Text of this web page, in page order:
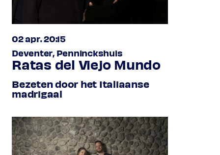
02 apr. 20:15
Deventer, Penninckshuis
Ratas del Viejo Mundo
Bezeten door het Italiaanse
madrigaal